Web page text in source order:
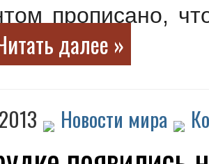
прописано,
далее »
Новости мира